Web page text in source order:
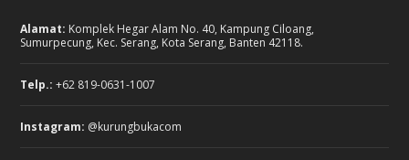
Alamat: Komplek Hegar Alam No. 40, Kampung Ciloang,
Sumurpecung, Kec. Serang, Kota Serang, Banten 42118.
Telp.: +62 819-0631-1007
Instagram: @kurungbukacom